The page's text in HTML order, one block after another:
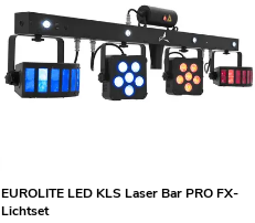
EUROLITE LED KLS Laser Bar PRO FX-
Lichtset